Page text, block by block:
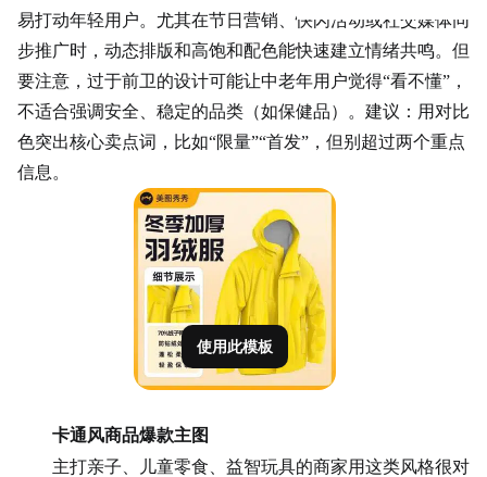
易打动年轻用户。尤其在节日营销、快闪活动或社交媒体同
步推广时，动态排版和高饱和配色能快速建立情绪共鸣。但
要注意，过于前卫的设计可能让中老年用户觉得“看不懂”，
不适合强调安全、稳定的品类（如保健品）。建议：用对比
色突出核心卖点词，比如“限量”“首发”，但别超过两个重点
信息。
使用此模板
卡通风商品爆款主图
主打亲子、儿童零食、 益智玩具的商家用这类风格很对